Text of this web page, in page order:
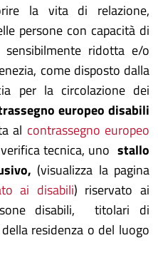
la vita di relazione,
persone con capacità di
ridotta e/o
come disposto dalla
per la circolazione dei
europeo disabili
al contrassegno europeo
tecnica, uno stallo
(visualizza la pagina
ai disabili) riservato ai
disabili, titolari di
residenza o del luogo